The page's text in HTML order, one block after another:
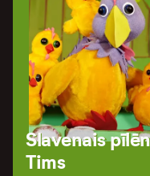
Slavenais
Tims